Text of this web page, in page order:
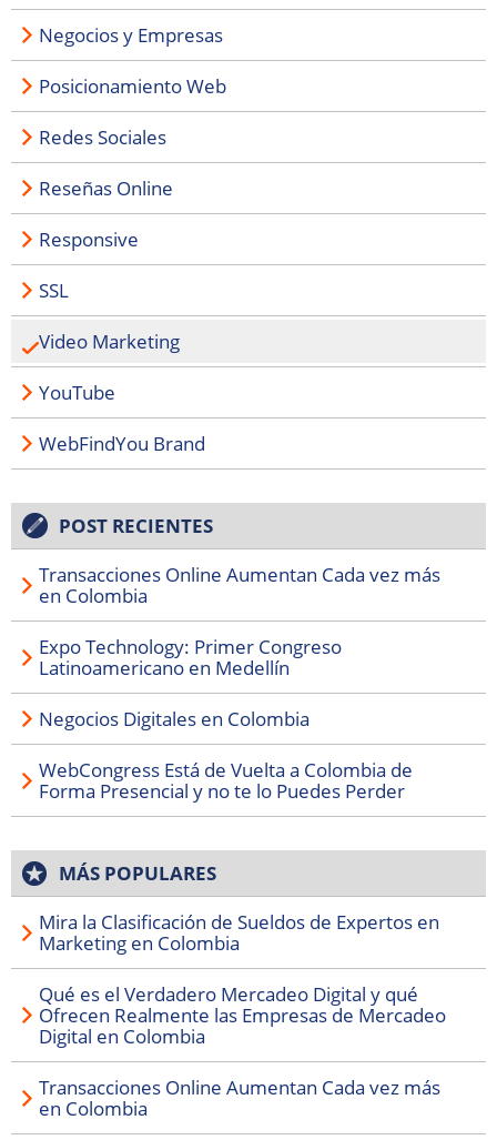
Negocios y Empresas
Posicionamiento Web
Redes Sociales
Reseñas Online
Responsive
SSL
Video Marketing
YouTube
WebFindYou Brand
POST RECIENTES
Transacciones Online Aumentan Cada vez más
en Colombia
Expo Technology: Primer Congreso
Latinoamericano en Medellín
Negocios Digitales en Colombia
WebCongress Está de Vuelta a Colombia de
Forma Presencial y no te lo Puedes Perder
MÁS POPULARES
Mira la Clasificación de Sueldos de Expertos en
Marketing en Colombia
Qué es el Verdadero Mercadeo Digital y qué
Ofrecen Realmente las Empresas de Mercadeo
Digital en Colombia
Transacciones Online Aumentan Cada vez más
en Colombia